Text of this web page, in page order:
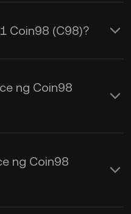
Coin98 (C98)?
ng mga real-
para sa
price ay
para makakuha
ng Coin98
ng Coin98